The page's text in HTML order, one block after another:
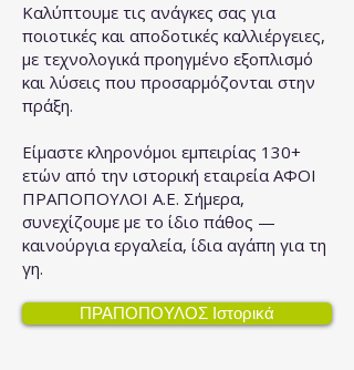
Καλύπτουμε τις ανάγκες σας για
ποιοτικές και αποδοτικές καλλιέργειες,
με τεχνολογικά προηγμένο εξοπλισμό
και λύσεις που προσαρμόζονται στην
πράξη.
Είμαστε κληρονόμοι εμπειρίας 130+
ετών από την ιστορική εταιρεία ΑΦΟΙ
ΠΡΑΠΟΠΟΥΛΟΙ Α.Ε. Σήμερα,
συνεχίζουμε με το ίδιο πάθος —
καινούργια εργαλεία, ίδια αγάπη για τη
γη.
ΠΡΑΠΟΠΟΥΛΟΣ Ιστορικά